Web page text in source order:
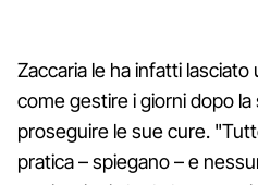
Zaccaria le ha infatti lasciato
come gestire i giorni dopo
proseguire le sue cure.
pratica – spiegano – e